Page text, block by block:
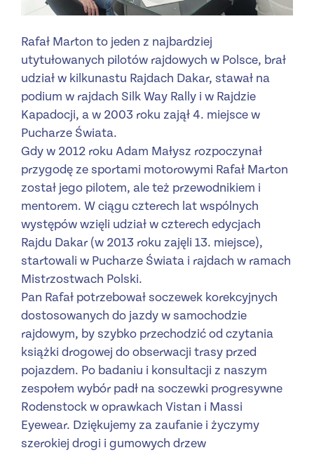
Rafał Marton to jeden z najbardziej
utytułowanych pilotów rajdowych w Polsce, brał
udział w kilkunastu Rajdach Dakar, stawał na
podium w rajdach Silk Way Rally i w Rajdzie
Kapadocji, a w 2003 roku zajął 4. miejsce w
Pucharze Świata.
Gdy w 2012 roku Adam Małysz rozpoczynał
przygodę ze sportami motorowymi Rafał Marton
został jego pilotem, ale też przewodnikiem i
mentorem. W ciągu czterech lat wspólnych
występów wzięli udział w czterech edycjach
Rajdu Dakar (w 2013 roku zajęli 13. miejsce),
startowali w Pucharze Świata i rajdach w ramach
Mistrzostwach Polski.
Pan Rafał potrzebował soczewek korekcyjnych
dostosowanych do jazdy w samochodzie
rajdowym, by szybko przechodzić od czytania
książki drogowej do obserwacji trasy przed
pojazdem. Po badaniu i konsultacji z naszym
zespołem wybór padł na soczewki progresywne
Rodenstock w oprawkach Vistan i Massi
Eyewear. Dziękujemy za zaufanie i życzymy
szerokiej drogi i gumowych drzew